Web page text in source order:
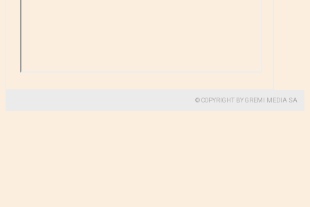
© COPYRIGHT BY GREMI MEDIA SA